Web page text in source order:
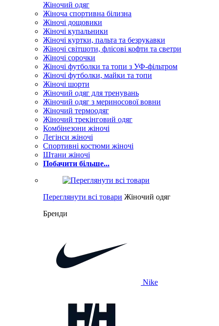
Жіночий одяг
Жіноча спортивна білизна
Жіночі дощовики
Жіночі купальники
Жіночі куртки, пальта та безрукавки
Жіночі світшоти, флісові кофти та светри
Жіночі сорочки
Жіночі футболки та топи з УФ-фільтром
Жіночі футболки, майки та топи
Жіночі шорти
Жіночий одяг для тренувань
Жіночий одяг з мериносової вовни
Жіночий термоодяг
Жіночий трекінговий одяг
Комбінезони жіночі
Легінси жіночі
Спортивні костюми жіночі
Штани жіночі
Побачити більше...
Переглянути всі товари Жіночий одяг
Бренди
Nike